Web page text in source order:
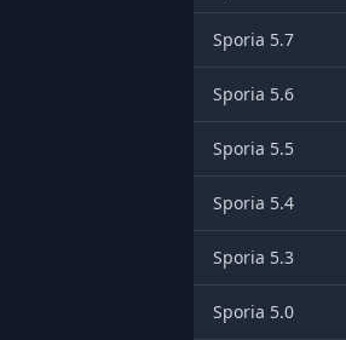
Sporia 5.7
Sporia 5.6
Sporia 5.5
Sporia 5.4
Sporia 5.3
Sporia 5.0